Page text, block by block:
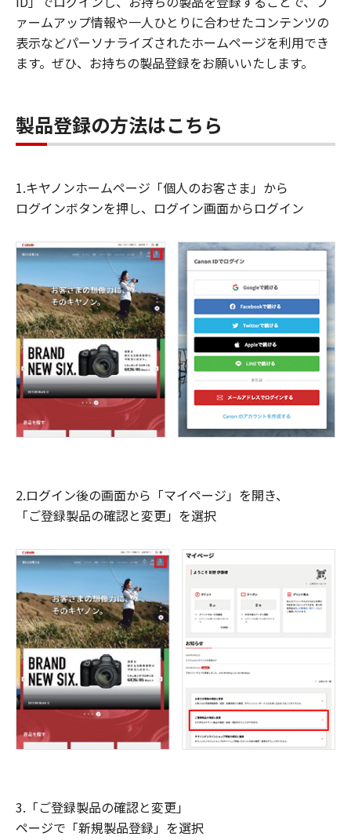
ァームアップ情報や一人ひとりに合わせたコンテンツの
表示などパーソナライズされたホームページを利用でき
ます。ぜひ、お持ちの製品登録をお願いいたします。
製品登録の方法はこちら
1.キヤノンホームページ「個人のお客さま」から
ログインボタンを押し、ログイン画面からログイン
2.ログイン後の画面から「マイページ」を開き、
「ご登録製品の確認と変更」を選択
3.「ご登録製品の確認と変更」
ページで「新規製品登録」を選択